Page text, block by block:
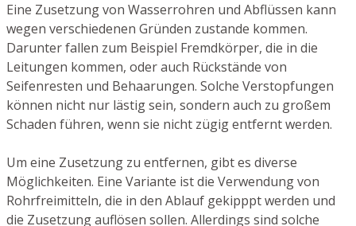
Eine Zusetzung von Wasserrohren und Abflüssen kann
wegen verschiedenen Gründen zustande kommen.
Darunter fallen zum Beispiel Fremdkörper, die in die
Leitungen kommen, oder auch Rückstände von
Seifenresten und Behaarungen. Solche Verstopfungen
können nicht nur lästig sein, sondern auch zu großem
Schaden führen, wenn sie nicht zügig entfernt werden.
Um eine Zusetzung zu entfernen, gibt es diverse
Möglichkeiten. Eine Variante ist die Verwendung von
Rohrfreimitteln, die in den Ablauf gekipppt werden und
die Zusetzung auflösen sollen. Allerdings sind solche